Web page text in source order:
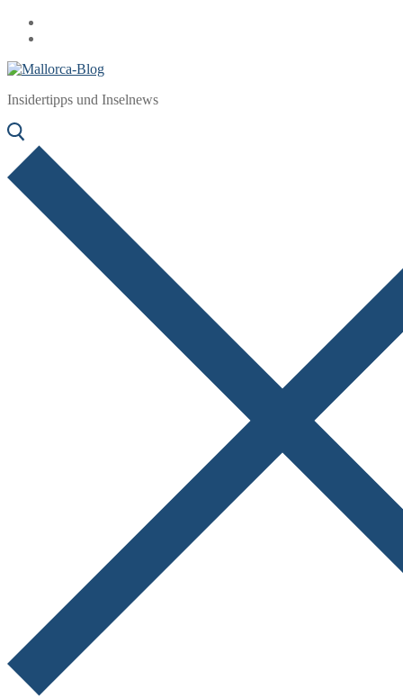
Zum
Inhalt
Menü
Schließen
Insidertipps und Inselnews